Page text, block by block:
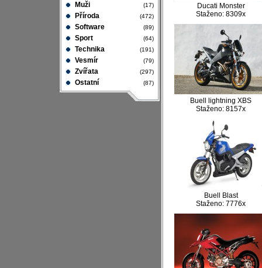
Muži (17)
Příroda (472)
Software (89)
Sport (64)
Technika (191)
Vesmír (79)
Zvířata (297)
Ostatní (87)
Ducati Monster
Staženo: 8309x
Buell lightning XBS
Staženo: 8157x
Buell Blast
Staženo: 7776x